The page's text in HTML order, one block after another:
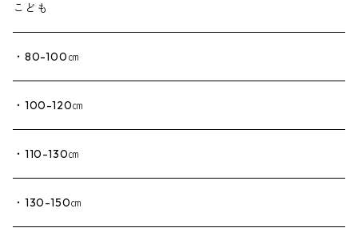
こども
・80-100㎝
・100-120㎝
・110-130㎝
・130-150㎝